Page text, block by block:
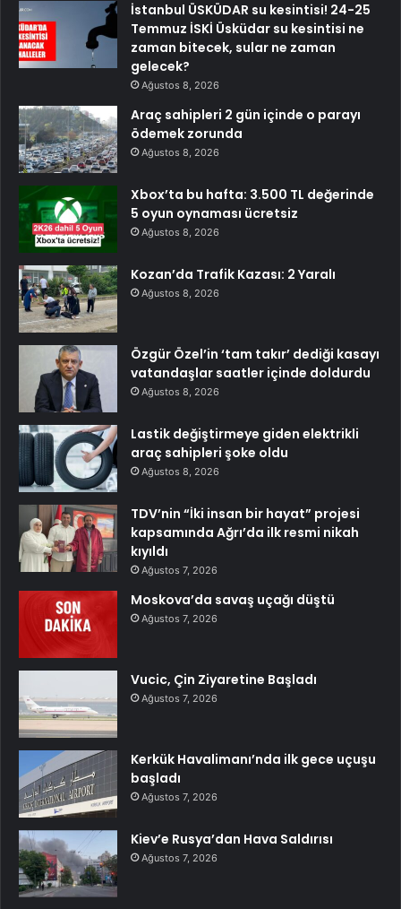
İstanbul ÜSKÜDAR su kesintisi! 24-25
Temmuz İSKİ Üsküdar su kesintisi ne
zaman bitecek, sular ne zaman
gelecek?
Ağustos 8, 2026
Araç sahipleri 2 gün içinde o parayı
ödemek zorunda
Ağustos 8, 2026
Xbox’ta bu hafta: 3.500 TL değerinde
5 oyun oynaması ücretsiz
Ağustos 8, 2026
Kozan’da Trafik Kazası: 2 Yaralı
Ağustos 8, 2026
Özgür Özel’in ‘tam takır’ dediği kasayı
vatandaşlar saatler içinde doldurdu
Ağustos 8, 2026
Lastik değiştirmeye giden elektrikli
araç sahipleri şoke oldu
Ağustos 8, 2026
TDV’nin “İki insan bir hayat” projesi
kapsamında Ağrı’da ilk resmi nikah
kıyıldı
Ağustos 7, 2026
Moskova’da savaş uçağı düştü
Ağustos 7, 2026
Vucic, Çin Ziyaretine Başladı
Ağustos 7, 2026
Kerkük Havalimanı’nda ilk gece uçuşu
başladı
Ağustos 7, 2026
Kiev’e Rusya’dan Hava Saldırısı
Ağustos 7, 2026